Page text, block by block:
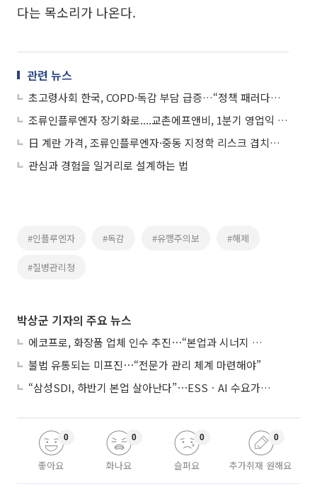
다는 목소리가 나온다.
관련 뉴스
초고령사회 한국, COPD·독감 부담 급증…“정책 패러다임 바꿔야”
조류인플루엔자 장기화로....교촌에프앤비, 1분기 영업익 ‘반토막’
日 계란 가격, 조류인플루엔자·중동 지정학 리스크 겹치며 최고치 경신
관심과 경험을 일거리로 설계하는 법
#인플루엔자 #독감 #유행주의보 #해제
#질병관리청
박상군 기자의 주요 뉴스
에코프로, 화장품 업체 인수 추진⋯“본업과 시너지 부족”
불법 유통되는 미프진⋯“전문가 관리 체계 마련해야”
“삼성SDI, 하반기 본업 살아난다”⋯ESSㆍAI 수요가 견인
좋아요
0
화나요
0
슬퍼요
0
추가취재 원해요
0